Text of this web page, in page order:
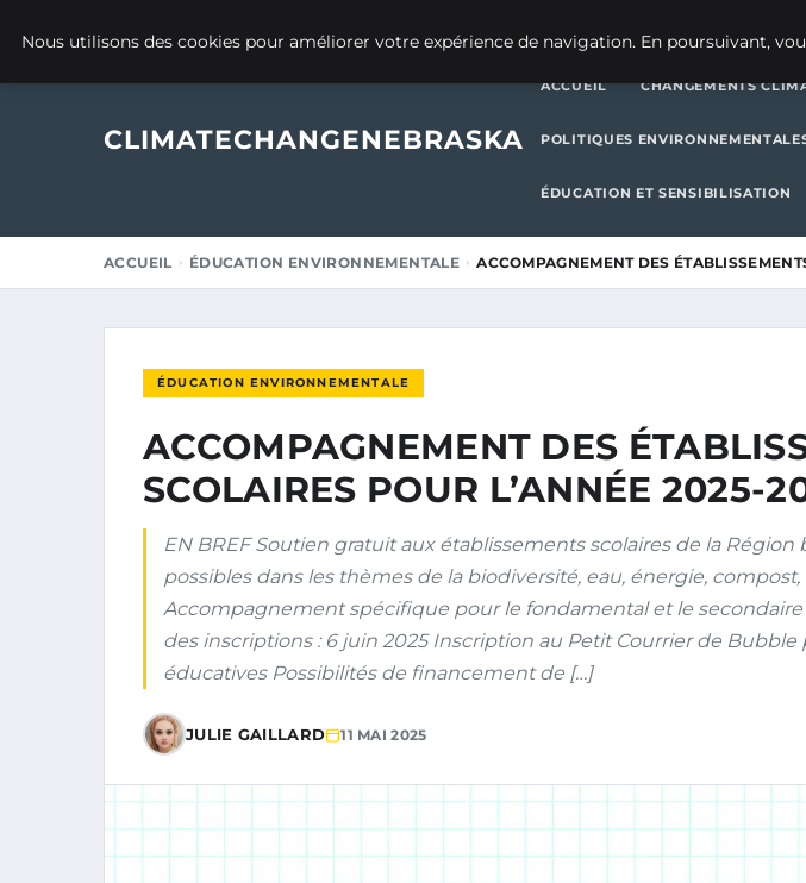
CLIMATECHANGENEBRASKA
ACCUEIL CHANGEMENTS
POLITIQUES
ÉDUCATION ET SENSIBILISATION
ACCUEIL ÉDUCATION ENVIRONNEMENTALE ACCOMPAGNEMENT DES
ÉDUCATION ENVIRONNEMENTALE
ACCOMPAGNEMENT DES
SCOLAIRES POUR L’ANNÉE 2025-
EN BREF Soutien gratuit aux établissements scolaires de la Région
possibles dans les thèmes de la biodiversité, eau, énergie,
Accompagnement spécifique pour le fondamental et le
des inscriptions : 6 juin 2025 Inscription au Petit Courrier de Bubble
éducatives Possibilités de financement de […]
JULIE GAILLARD 11 MAI 2025
Nous utilisons des cookies pour améliorer votre expérience de navigation. En poursuivant,